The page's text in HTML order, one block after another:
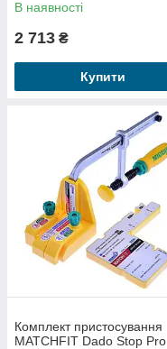
В наявності
2 713 ₴
Купити
Комплект пристосування
MATCHFIT Dado Stop Pro